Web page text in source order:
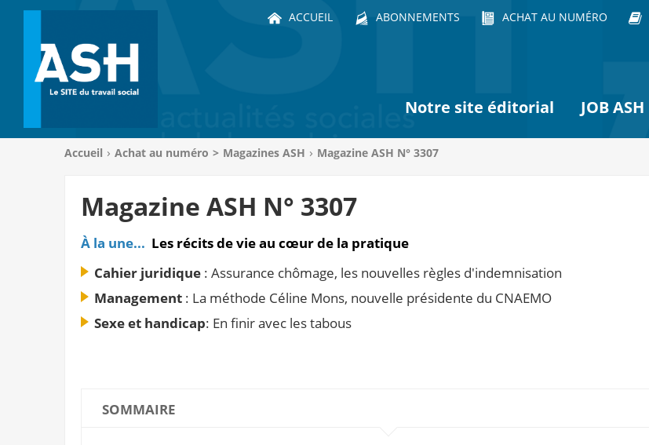
ACCUEIL ABONNEMENTS ACHAT AU NUMÉRO
Notre site éditorial JOB ASH
Vous
Accueil Achat au numéro > Magazines ASH Magazine ASH N° 3307
Magazine ASH N° 3307
À la une... Les récits de vie au cœur de la pratique
Cahier juridique : Assurance chômage, les nouvelles règles d'indemnisation
Management : La méthode Céline Mons, nouvelle présidente du CNAEMO
Sexe et handicap: En finir avec les tabous
SOMMAIRE